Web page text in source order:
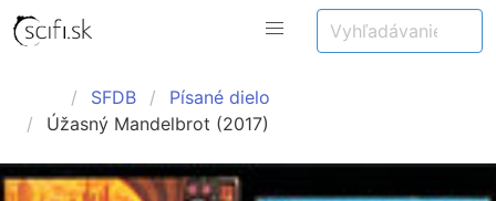
SFDB
Písané dielo
Úžasný Mandelbrot (2017)